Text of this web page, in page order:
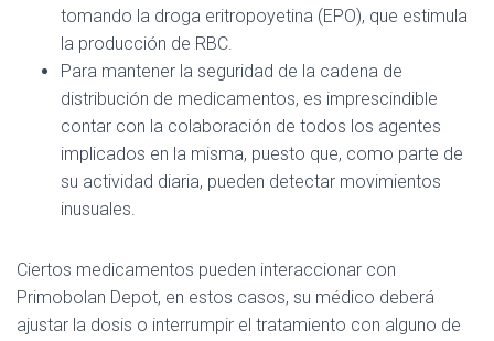
tomando la droga eritropoyetina (EPO), que estimula
la producción de RBC.
Para mantener la seguridad de la cadena de
distribución de medicamentos, es imprescindible
contar con la colaboración de todos los agentes
implicados en la misma, puesto que, como parte de
su actividad diaria, pueden detectar movimientos
inusuales.
Ciertos medicamentos pueden interaccionar con
Primobolan Depot, en estos casos, su médico deberá
ajustar la dosis o interrumpir el tratamiento con alguno de